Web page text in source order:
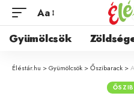
Aa
Gyümölcsök
Éléstár.hu >Gyümölcsök >Őszibarack >